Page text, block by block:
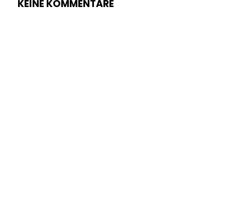
KEINE KOMMENTARE